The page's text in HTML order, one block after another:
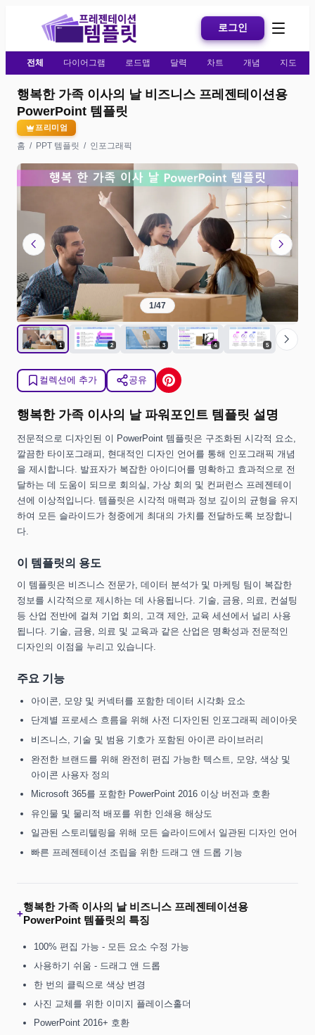
로그인
전체 다이어그램 로드맵 달력 차트 개념 지도
행복한 가족 이사의 날 비즈니스 프레젠테이션용
PowerPoint 템플릿
프리미엄
홈 / PPT 템플릿 / 인포그래픽
chevron_left chevron_right
1/47
1 2 3 4 5 chevron_right
컬렉션에 추가 공유
행복한 가족 이사의 날 파워포인트 템플릿 설명
전문적으로 디자인된 이 PowerPoint 템플릿은 구조화된 시각적 요소,
깔끔한 타이포그래피, 현대적인 디자인 언어를 통해 인포그래픽 개념
을 제시합니다. 발표자가 복잡한 아이디어를 명확하고 효과적으로 전
달하는 데 도움이 되므로 회의실, 가상 회의 및 컨퍼런스 프레젠테이
션에 이상적입니다. 템플릿은 시각적 매력과 정보 깊이의 균형을 유지
하여 모든 슬라이드가 청중에게 최대의 가치를 전달하도록 보장합니
다.
이 템플릿의 용도
이 템플릿은 비즈니스 전문가, 데이터 분석가 및 마케팅 팀이 복잡한
정보를 시각적으로 제시하는 데 사용됩니다. 기술, 금융, 의료, 컨설팅
등 산업 전반에 걸쳐 기업 회의, 고객 제안, 교육 세션에서 널리 사용
됩니다. 기술, 금융, 의료 및 교육과 같은 산업은 명확성과 전문적인
디자인의 이점을 누리고 있습니다.
주요 기능
아이콘, 모양 및 커넥터를 포함한 데이터 시각화 요소
단계별 프로세스 흐름을 위해 사전 디자인된 인포그래픽 레이아웃
비즈니스, 기술 및 범용 기호가 포함된 아이콘 라이브러리
완전한 브랜드를 위해 완전히 편집 가능한 텍스트, 모양, 색상 및
아이콘 사용자 정의
Microsoft 365를 포함한 PowerPoint 2016 이상 버전과 호환
유인물 및 물리적 배포를 위한 인쇄용 해상도
일관된 스토리텔링을 위해 모든 슬라이드에서 일관된 디자인 언어
빠른 프레젠테이션 조립을 위한 드래그 앤 드롭 기능
+
행복한 가족 이사의 날 비즈니스 프레젠테이션용
PowerPoint 템플릿의 특징
100% 편집 가능 - 모든 요소 수정 가능
사용하기 쉬움 - 드래그 앤 드롭
한 번의 클릭으로 색상 변경
사진 교체를 위한 이미지 플레이스홀더
PowerPoint 2016+ 호환